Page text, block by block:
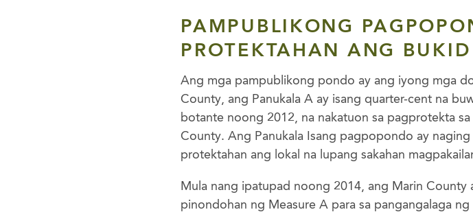
PAMPUBLIKONG
PROTEKTAHAN ANG
Ang mga pampublikong pondo ay ang iyong mga
County, ang Panukala A ay isang quarter-cent na
botante noong 2012, na nakatuon sa pagprotekta
County. Ang Panukala Isang pagpopondo ay
protektahan ang lokal na lupang sakahan
Mula nang ipatupad noong 2014, ang Marin
pinondohan ng Measure A para sa pangangalaga